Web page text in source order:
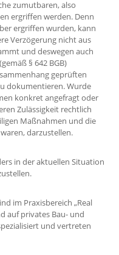
zumutbaren, also
ergriffen werden. Denn
ergriffen wurden, kann
Verzögerung nicht aus
und deswegen auch
§ 642 BGB)
geprüften
dokumentieren. Wurde
konkret angefragt oder
Zulässigkeit rechtlich
Maßnahmen und die
darzustellen.
in der aktuellen Situation
im Praxisbereich „Real
auf privates Bau- und
und vertreten